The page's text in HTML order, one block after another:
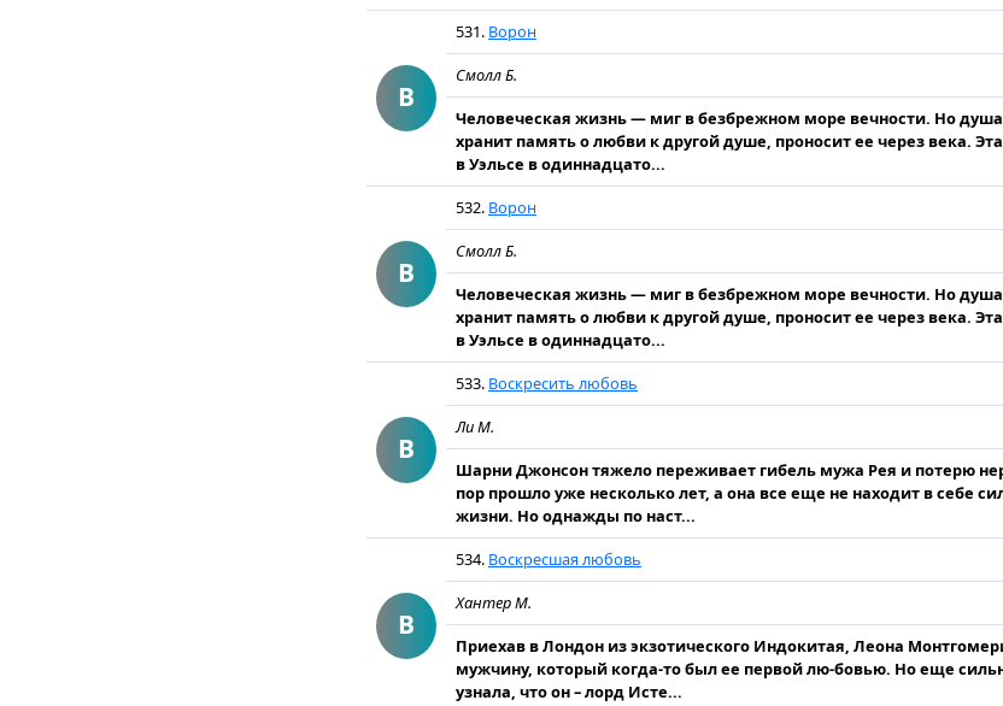
В
531. Ворон
Смолл Б.
Человеческая жизнь — миг в безбрежном море вечности. Но
хранит память о любви к другой душе, проносит ее через века.
в Уэльсе в одиннадцато...
В
532. Ворон
Смолл Б.
Человеческая жизнь — миг в безбрежном море вечности. Но
хранит память о любви к другой душе, проносит ее через века.
в Уэльсе в одиннадцато...
В
533. Воскресить любовь
Ли М.
Шарни Джонсон тяжело переживает гибель мужа Рея и потерю
пор прошло уже несколько лет, а она все еще не находит в себе
жизни. Но однажды по наст...
В
534. Воскресшая любовь
Хантер М.
Приехав в Лондон из экзотического Индокитая, Леона
мужчину, который когда-то был ее первой лю-бовью. Но еще
узнала, что он – лорд Исте...